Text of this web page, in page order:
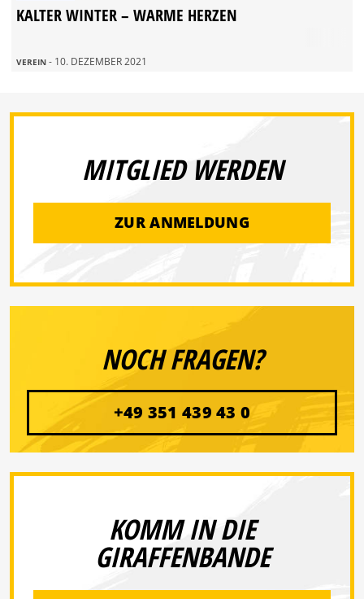
KALTER WINTER – WARME HERZEN
VEREIN - 10. DEZEMBER 2021
MITGLIED WERDEN
ZUR ANMELDUNG
NOCH FRAGEN?
+49 351 439 43 0
KOMM IN DIE
GIRAFFENBANDE